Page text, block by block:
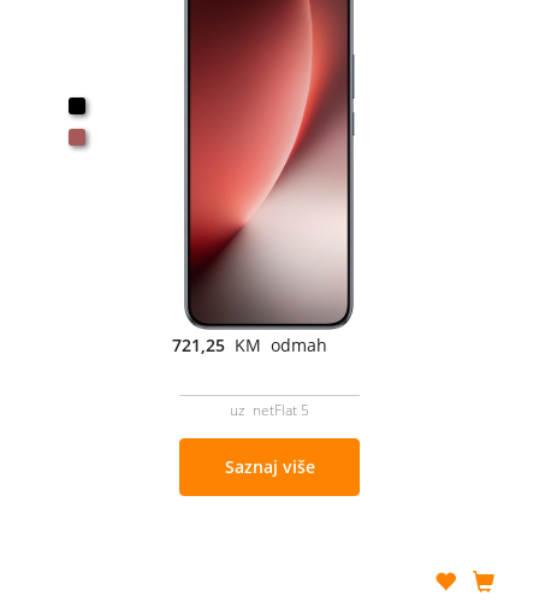
721,25 KM odmah
uz netFlat 5
Saznaj više